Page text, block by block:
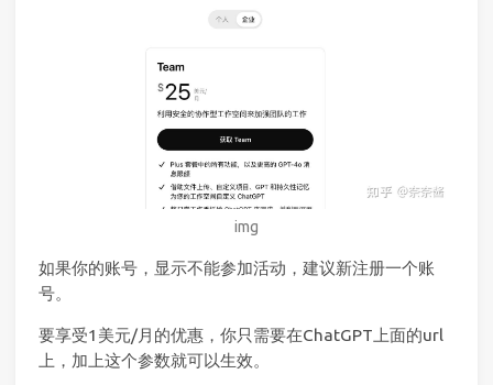
img
如果你的账号，显示不能参加活动，建议新注册一个账
号。
要享受1美元/月的优惠，你只需要在ChatGPT上面的url
上，加上这个参数就可以生效。